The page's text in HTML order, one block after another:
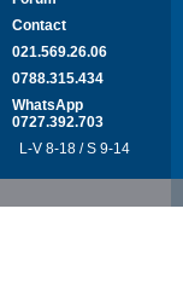
Contact
021.569.26.06
0788.315.434
WhatsApp
0727.392.703
L-V 8-18 / S 9-14